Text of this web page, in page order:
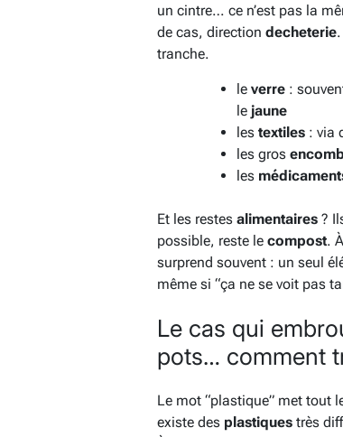
un cintre… ce n’est pas la
de cas, direction decheterie
tranche.
le verre :
le jaune
les textiles : via
les gros
les
Et les restes alimentaires ?
possible, reste le compost.
surprend souvent : un seul
même si “ça ne se voit pas
Le cas qui
pots… comment
Le mot “plastique” met tout
existe des plastiques très